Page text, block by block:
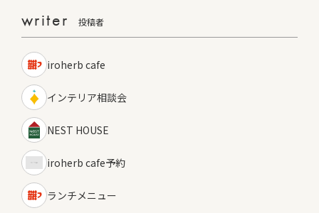
writer 投稿者
iroherb cafe
インテリア相談会
NEST HOUSE
iroherb cafe予約
ランチメニュー